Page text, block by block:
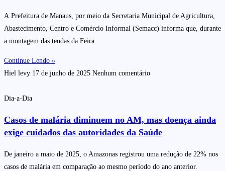
A Prefeitura de Manaus, por meio da Secretaria Municipal de Agricultura,
Abastecimento, Centro e Comércio Informal (Semacc) informa que, durante
a montagem das tendas da Feira
Continue Lendo »
Hiel levy 17 de junho de 2025 Nenhum comentário
Dia-a-Dia
Casos de malária diminuem no AM, mas doença ainda
exige cuidados das autoridades da Saúde
De janeiro a maio de 2025, o Amazonas registrou uma redução de 22% nos
casos de malária em comparação ao mesmo período do ano anterior.